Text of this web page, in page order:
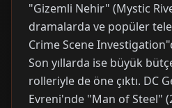
"Gizemli Nehir" (Mystic
dramalarda ve popüler
Crime Scene
Son yıllarda ise büyük
rolleriyle de öne çıktı. DC
Evreni'nde "Man of Steel"